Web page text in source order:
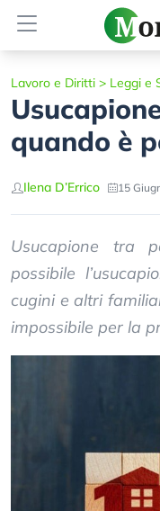
Lavoro e Diritti > Leggi e
quando è
Ilena D’Errico 15
Usucapione tra
possibile
cugini e altri
impossibile per la